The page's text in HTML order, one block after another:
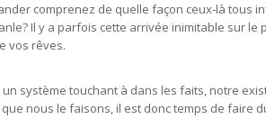
comprenez de quelle façon ceux-là tous
Il y a parfois cette arrivée inimitable sur le
vos rêves.
système touchant à dans les faits, notre
nous le faisons, il est donc temps de faire